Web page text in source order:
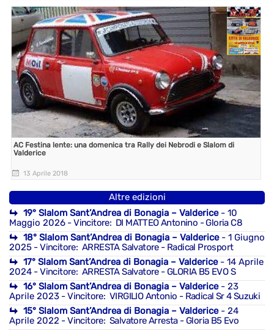
AC Festina lente: una domenica tra Rally dei Nebrodi e Slalom di
Valderice
13 Aprile 2018
Altre edizioni
19° Slalom Sant’Andrea di Bonagia – Valderice- 10
Maggio 2026 - Vincitore: DI MATTEO Antonino - Gloria C8
18° Slalom Sant’Andrea di Bonagia – Valderice- 1 Giugno
2025 - Vincitore: ARRESTA Salvatore - Radical Prosport
17° Slalom Sant’Andrea di Bonagia – Valderice- 14 Aprile
2024 - Vincitore: ARRESTA Salvatore - GLORIA B5 EVO S
16° Slalom Sant’Andrea di Bonagia – Valderice- 23
Aprile 2023 - Vincitore: VIRGILIO Antonio - Radical Sr 4 Suzuki
15° Slalom Sant’Andrea di Bonagia – Valderice- 24
Aprile 2022 - Vincitore: Salvatore Arresta - Gloria B5 Evo